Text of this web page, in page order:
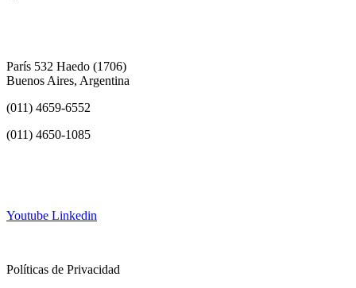
París 532 Haedo (1706)
Buenos Aires, Argentina
(011) 4659-6552
(011) 4650-1085
Youtube Linkedin
Políticas de Privacidad